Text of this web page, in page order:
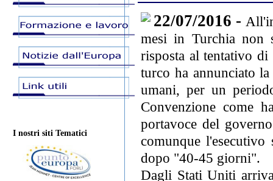
I nostri siti Tematici
22/07/2016 -
mesi in Turchia non
risposta al tentativo
turco ha annunciato
umani, per un
Convenzione come
portavoce del
comunque
dopo "40-45 giorni".
Dagli Stati Uniti